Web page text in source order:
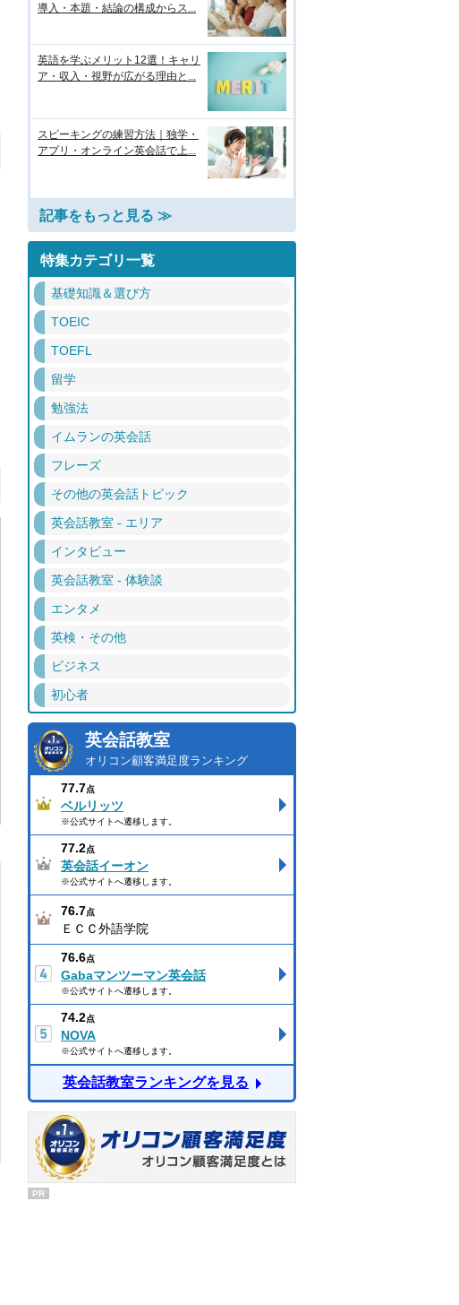
導入・本題・結論の構成からス...
英語を学ぶメリット12選！キャリ
ア・収入・視野が広がる理由と...
スピーキングの練習方法｜独学・
アプリ・オンライン英会話で上...
記事をもっと見る ≫
特集カテゴリ一覧
基礎知識＆選び方
TOEIC
TOEFL
留学
勉強法
イムランの英会話
フレーズ
その他の英会話トピック
英会話教室 - エリア
インタビュー
英会話教室 - 体験談
エンタメ
英検・その他
ビジネス
初心者
英会話教室
オリコン顧客満足度ランキング
77.7点
ベルリッツ
※公式サイトへ遷移します。
77.2点
英会話イーオン
※公式サイトへ遷移します。
76.7点
ＥＣＣ外語学院
76.6点
Gabaマンツーマン英会話
※公式サイトへ遷移します。
74.2点
NOVA
※公式サイトへ遷移します。
英会話教室ランキングを見る
PR